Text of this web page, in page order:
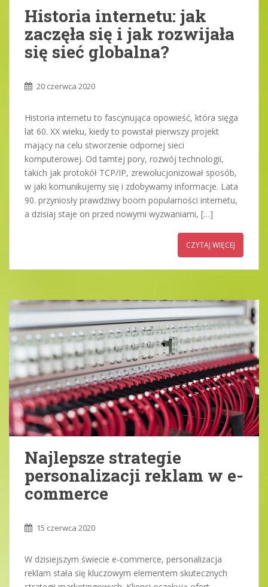
Historia internetu: jak
zaczęła się i jak rozwijała
się sieć globalna?
20 czerwca 2020
Historia internetu to fascynująca opowieść, która sięga
lat 60. XX wieku, kiedy to powstał pierwszy projekt
mający na celu stworzenie odpornej sieci
komputerowej. Od tamtej pory, rozwój technologii,
takich jak protokół TCP/IP, zrewolucjonizował sposób,
w jaki komunikujemy się i zdobywamy informacje. Lata
90. przyniosły prawdziwy boom popularności internetu,
a dzisiaj staje on przed nowymi wyzwaniami, […]
CZYTAJ WIĘCEJ
Najlepsze strategie
personalizacji reklam w e-
commerce
15 czerwca 2020
W dzisiejszym świecie e-commerce, personalizacja
reklam stała się kluczowym elementem skutecznych